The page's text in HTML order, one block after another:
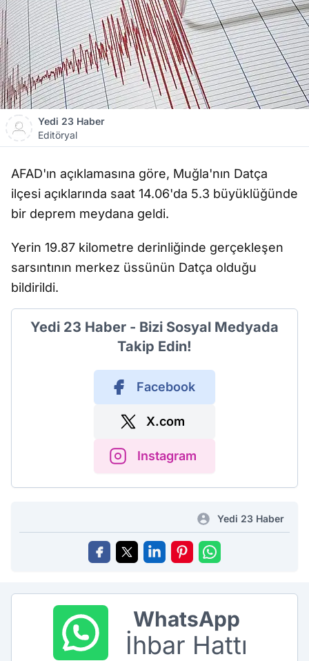
Yedi 23 Haber
Editöryal
AFAD'ın açıklamasına göre, Muğla'nın Datça
ilçesi açıklarında saat 14.06'da 5.3 büyüklüğünde
bir deprem meydana geldi.
Yerin 19.87 kilometre derinliğinde gerçekleşen
sarsıntının merkez üssünün Datça olduğu
bildirildi.
Yedi 23 Haber - Bizi Sosyal Medyada
Takip Edin!
Facebook
X.com
Instagram
Yedi 23 Haber
WhatsApp
İhbar Hattı